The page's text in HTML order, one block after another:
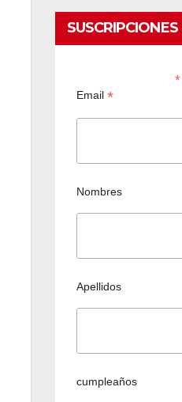
SUSCRIPCIONES
*
Email *
Nombres
Apellidos
cumpleaños